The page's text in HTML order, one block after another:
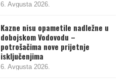
6. Avgusta 2026.
Kazne nisu opametile nadležne u
dobojskom Vodovodu –
potrošačima nove prijetnje
isključenjima
6. Avgusta 2026.